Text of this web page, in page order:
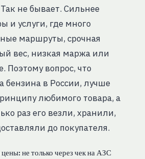
не бывает. Сильнее
и услуги, где много
маршруты, срочная
вес, низкая маржа или
Поэтому вопрос, что
бензина в России, лучше
любимого товара, а
раз его везли, хранили,
до покупателя.
не только через чек на АЗС